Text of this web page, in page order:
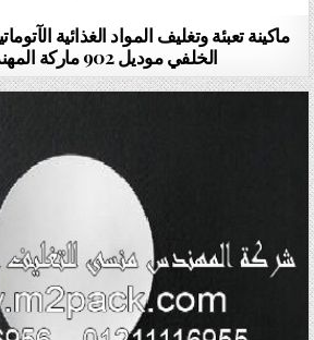
ماكينة تعبئة وتغليف المواد الغذائية
الخلفي موديل 902 ماركة المهندس منسى